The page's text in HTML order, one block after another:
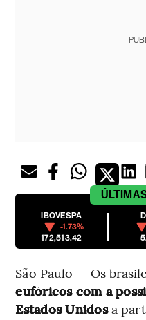
IBOVESPA
-1.73%
172,513.42
São Paulo — Os
eufóricos com a
Estados Unidosa